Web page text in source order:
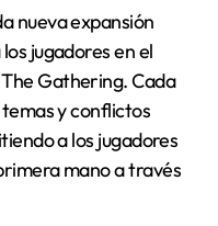
nueva expansión
jugadores en el
Gathering. Cada
y conflictos
a los jugadores
mano a través